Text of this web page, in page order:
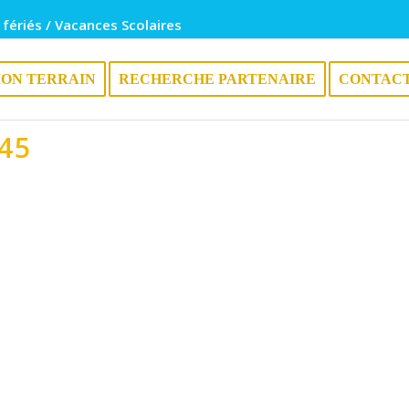
/ Vacances Scolaires
TERRAIN RECHERCHE PARTENAIRE